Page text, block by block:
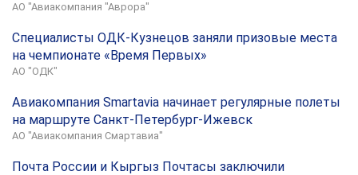
АО "Авиакомпания "Аврора"
Специалисты ОДК-Кузнецов заняли призовые места
на чемпионате «Время Первых»
АО "ОДК"
Авиакомпания Smartavia начинает регулярные полеты
на маршруте Санкт-Петербург-Ижевск
АО "Авиакомпания Смартавиа"
Почта России и Кыргыз Почтасы заключили